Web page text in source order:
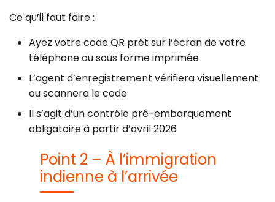
Ce qu’il faut faire :
Ayez votre code QR prêt sur l’écran de votre
téléphone ou sous forme imprimée
L’agent d’enregistrement vérifiera visuellement
ou scannera le code
Il s’agit d’un contrôle pré-embarquement
obligatoire à partir d’avril 2026
Point 2 – À l’immigration
indienne à l’arrivée